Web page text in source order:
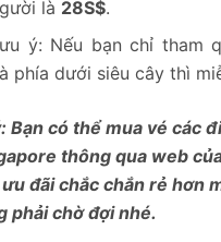
là 28S$.
ý: Nếu bạn chỉ tham
phía dưới siêu cây thì
Bạn có thể mua vé các
thông qua web
đãi chắc chắn rẻ hơn
phải chờ đợi nhé.